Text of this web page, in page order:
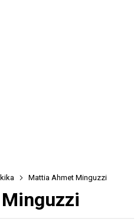
Mattia Ahmet Minguzzi